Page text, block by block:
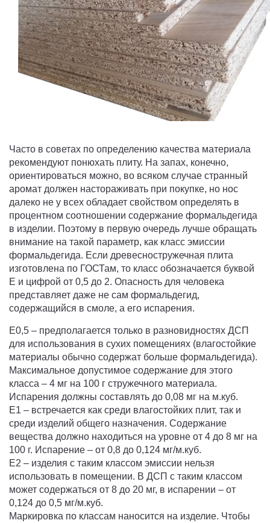
Часто в советах по определению качества материала
рекомендуют понюхать плиту. На запах, конечно,
ориентироваться можно, во всяком случае странный
аромат должен настораживать при покупке, но нос
далеко не у всех обладает свойством определять в
процентном соотношении содержание формальдегида
в изделии. Поэтому в первую очередь лучше обращать
внимание на такой параметр, как класс эмиссии
формальдегида. Если древесностружечная плита
изготовлена по ГОСТам, то класс обозначается буквой
E и цифрой от 0,5 до 2. Опасность для человека
представляет даже не сам формальдегид,
содержащийся в смоле, а его испарения.
E0,5 – предполагается только в разновидностях ДСП
для использования в сухих помещениях (влагостойкие
материалы обычно содержат больше формальдегида).
Максимальное допустимое содержание для этого
класса – 4 мг на 100 г стружечного материала.
Испарения должны составлять до 0,08 мг на м.куб.
E1 – встречается как среди влагостойких плит, так и
среди изделий общего назначения. Содержание
вещества должно находиться на уровне от 4 до 8 мг на
100 г. Испарение – от 0,8 до 0,124 мг/м.куб.
E2 – изделия с таким классом эмиссии нельзя
использовать в помещении. В ДСП с таким классом
может содержаться от 8 до 20 мг, в испарении – от
0,124 до 0,5 мг/м.куб.
Маркировка по классам наносится на изделие. Чтобы